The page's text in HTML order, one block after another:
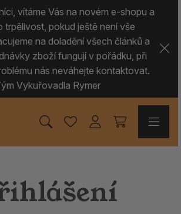
vítáme Vás na novém e-shopu a
trpělivost, pokud ještě není vše
na doladění všech článků a
zboží fungují v pořádku, při
nás neváhejte kontaktovat.
Vykuřovadla Rymer